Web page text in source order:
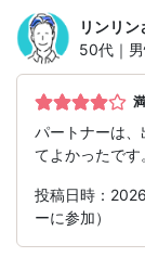
リンリン
50代｜
パートナーは
てよかったです
投稿日時：
ーに参加）